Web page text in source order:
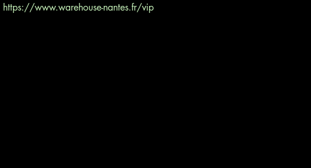
https://www.warehouse-nantes.fr/vip